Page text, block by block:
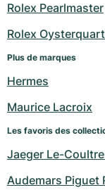
Rolex Pearlmaster
Rolex
Plus de marques
Hermes
Maurice Lacroix
Les favoris des
Jaeger Le-
Audemars Piguet